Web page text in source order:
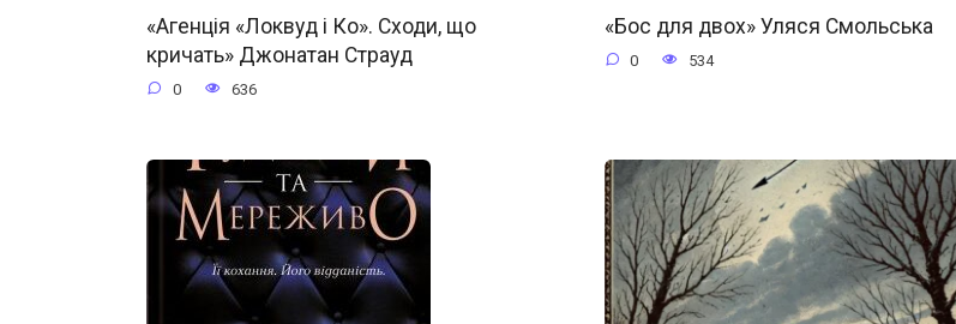
«Агенція «Локвуд і Ко». Сходи, що
кричать» Джонатан Страуд
0 636
«Бос для двох» Уляся Смольська
0 534